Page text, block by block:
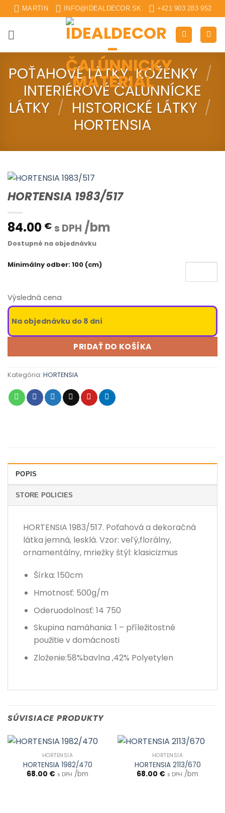
Skip
to
content
MARTIN INFO@IDEALDECOR.SK +421 903 283 952
POŤAHOVÉ LÁTKY, KOŽENKY /
INTERIÉROVÉ ČALUNNÍCKE
LÁTKY / HISTORICKÉ LÁTKY /
HORTENSIA
HORTENSIA 1983/517
84.00 € s DPH /bm
Dostupné na objednávku
Minimálny odber: 100 (cm)
Výsledná cena
Na objednávku do 8 dní
PRIDAŤ DO KOŠÍKA
Kategória: HORTENSIA
POPIS
STORE POLICIES
HORTENSIA 1983/517. Poťahová a dekoračná
látka jemná, lesklá. Vzor: veľý,florálny,
ornamentálny, mriežky štýl: klasicizmus
Šírka: 150cm
Hmotnosť: 500g/m
Oderuodolnosť: 14 750
Skupina namáhania: 1 – příležitostné
použitie v domácnosti
Zloženie:58%bavlna ,42% Polyetylen
SÚVISIACE PRODUKTY
HORTENSIA
HORTENSIA 1982/470
68.00 € s DPH /bm
HORTENSIA
HORTENSIA 2113/670
68.00 € s DPH /bm